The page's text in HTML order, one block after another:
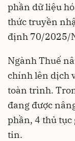
phần dữ liệu
thức truyền
định 70/2025/
Ngành Thuế
chính lên dịch
toàn trình.
đang được
phần, 4 thủ
tin.